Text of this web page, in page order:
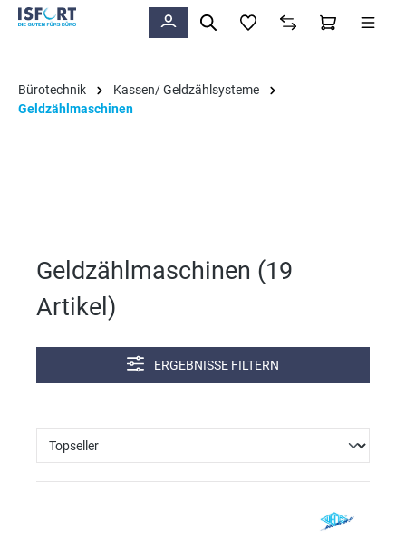
springen
Bürotechnik
Kassen/ Geldzählsysteme
Geldzählmaschinen
Geldzählmaschinen (19
Artikel )
ERGEBNISSE FILTERN